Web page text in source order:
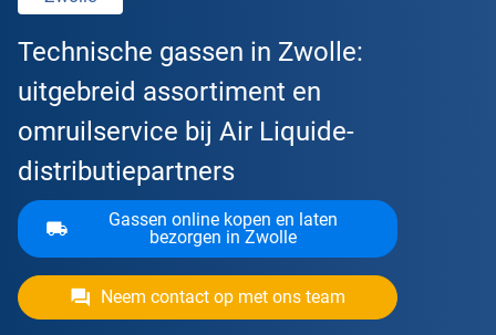
Technische gassen in Zwolle:
uitgebreid assortiment en
omruilservice bij Air Liquide-
distributiepartners
Gassen online kopen en laten
bezorgen in Zwolle
Neem contact op met ons team